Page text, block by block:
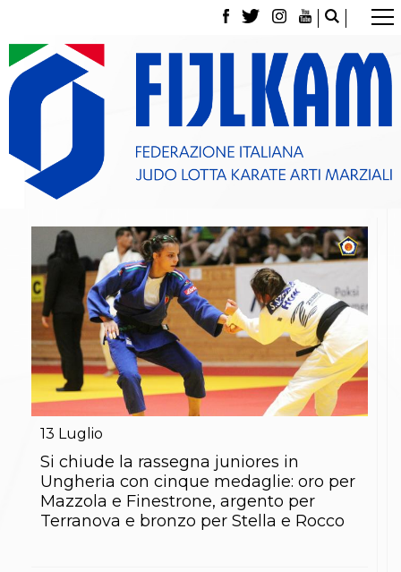
La Federazione
Tesseramento
Contatti
Norme e modulistica Affiliazioni e Tesseramenti
Classifica Società Sportive con più di 100 atleti
tesserati
Gare e Risultati
Archivio eventi
Dove siamo
Media
Partners
Trasparenza
Judo
La disciplina
News
Attività Didattica
Gare e Risultati
Albi Federali
Lotta
La disciplina
News
Gare e Risultati
Attività Didattica
13 Luglio
Si chiude la rassegna juniores in
Ungheria con cinque medaglie: oro per
Mazzola e Finestrone, argento per
Terranova e bronzo per Stella e Rocco